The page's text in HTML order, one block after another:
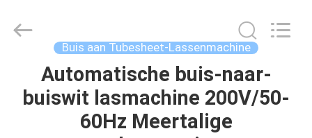
HUIS
PRODUCTEN
Co.,Ltd..
Buis aan Tubesheet-Lassenmachine
Automatische buis-naar-
buiswit lasmachine 200V/50-
60Hz Meertalige